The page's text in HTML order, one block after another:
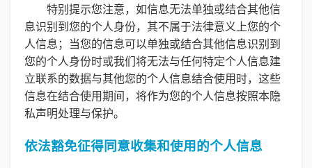
特别提示您注意，如信息无法单独或结合其他信
息识别到您的个人身份，其不属于法律意义上您的个
人信息；当您的信息可以单独或结合其他信息识别到
您的个人身份时或我们将无法与任何特定个人信息建
立联系的数据与其他您的个人信息结合使用时，这些
信息在结合使用期间，将作为您的个人信息按照本隐
私声明处理与保护。
依法豁免征得同意收集和使用的个人信息